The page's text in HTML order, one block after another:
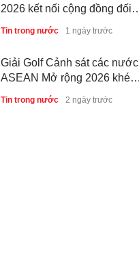
2026 kết nối cộng đồng đối
tác tại Royal Long An Golf &
Country Club
Tin trong nước 1 ngày trước
Giải Golf Cảnh sát các nước
ASEAN Mở rộng 2026 khép
lại thành công, thúc đẩy giao
lưu và hợp tác quốc tế
Tin trong nước 2 ngày trước